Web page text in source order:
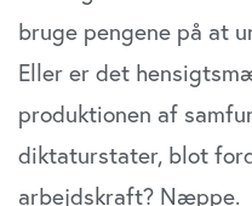
bruge pengene på at
Eller er det
produktionen af
diktaturstater, blot
arbejdskraft? Næppe.